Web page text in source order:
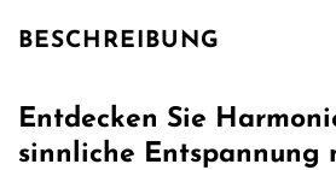
BESCHREIBUNG
Entdecken Sie
sinnliche Entspannung